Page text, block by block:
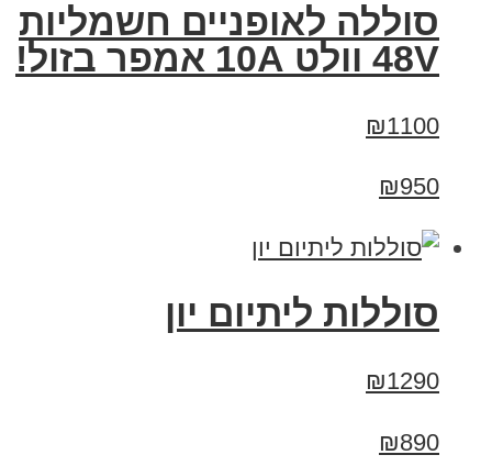
סוללה לאופניים חשמליות
48V וולט 10A אמפר בזול!
₪1100
₪950
סוללות ליתיום יון
₪1290
₪890